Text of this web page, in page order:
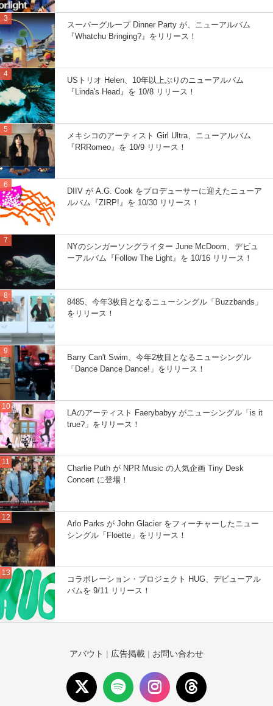
スーパーグループ Dinner Party が、ニューアルバム
『Whatchu Bringing?』をリリース！
USトリオ Helen、10年以上ぶりのニューアルバム
『Linda's Head』を 10/8 リリース！
メキシコのアーティスト Girl Ultra、ニューアルバム
『RRRomeo』を 10/9 リリース！
DIIV が A.G. Cook をプロデューサーに迎えたニューア
ルバム『ZIRP!』を 10/30 リリース！
NYのシンガーソングライター June McDoom、デビュ
ーアルバム『Follow The Light』を 10/16 リリース！
8485、今年3枚目となるニューシングル「Buzzbands」
をリリース！
Barry Can't Swim、今年2枚目となるニューシングル
「Dance Dance Dance!」をリリース！
LAのアーティスト Faerybabyy がニューシングル「is it
true?」をリリース！
Charlie Puth が NPR Music の人気企画 Tiny Desk
Concert に登場！
Arlo Parks が John Glacier をフィーチャーしたニュー
シングル「Floette」をリリース！
コラボレーション・プロジェクト HUG、デビューアル
バムを 9/11 リリース！
アバウト | 広告掲載 | お問い合わせ